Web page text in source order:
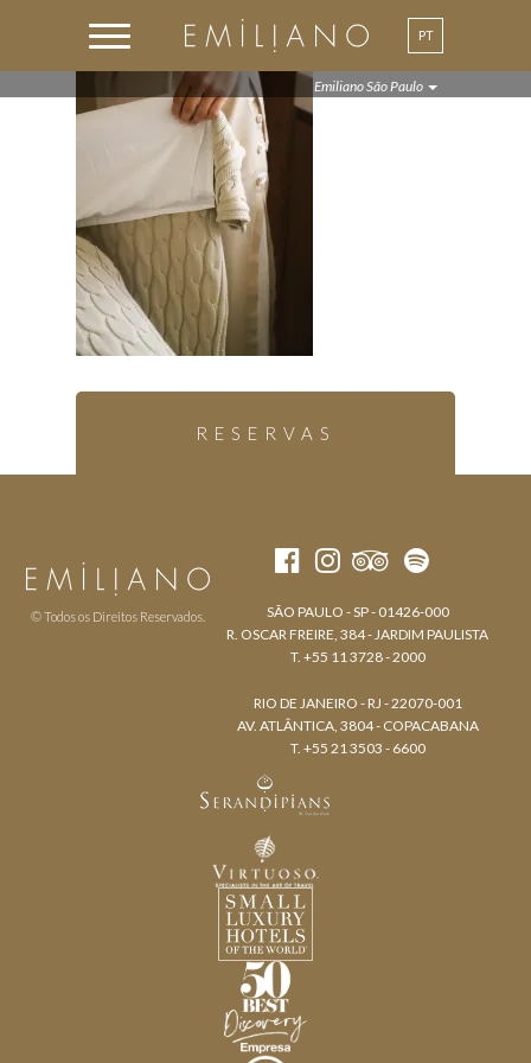
PT
EN
Emiliano São Paulo
RESERVAS
© Todos os Direitos Reservados.
SÃO PAULO - SP - 01426-000
R. OSCAR FREIRE, 384 - JARDIM PAULISTA
T. +55 11 3728 - 2000
RIO DE JANEIRO - RJ - 22070-001
AV. ATLÂNTICA, 3804 - COPACABANA
T. +55 21 3503 - 6600